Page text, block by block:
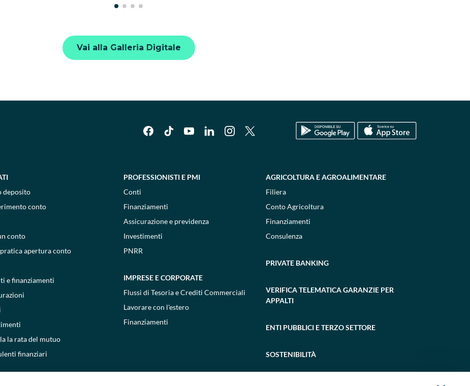
Vai alla Galleria Digitale
deposito
conto
conto
pratica apertura conto
e finanziamenti
la rata del mutuo
finanziari
PROFESSIONISTI E PMI
Conti
Finanziamenti
Assicurazione e previdenza
Investimenti
PNRR
IMPRESE E CORPORATE
Flussi di Tesoria e Crediti Commerciali
Lavorare con l'estero
Finanziamenti
AGRICOLTURA E AGROALIMENTARE
Filiera
Conto Agricoltura
Finanziamenti
Consulenza
PRIVATE BANKING
VERIFICA TELEMATICA GARANZIE PER
APPALTI
ENTI PUBBLICI E TERZO SETTORE
SOSTENIBILITÀ